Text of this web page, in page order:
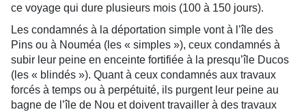
ce voyage qui dure plusieurs mois (100 à 150 jours).
Les condamnés à la déportation simple vont à l’île des
Pins ou à Nouméa (les « simples »), ceux condamnés à
subir leur peine en enceinte fortifiée à la presqu’île Ducos
(les « blindés »). Quant à ceux condamnés aux travaux
forcés à temps ou à perpétuité, ils purgent leur peine au
bagne de l’île de Nou et doivent travailler à des travaux